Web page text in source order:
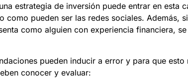
estrategia de inversión puede entrar en esta
como pueden ser las redes sociales. Además,
como alguien con experiencia financiera,
pueden inducir a error y para que
conocer y evaluar: